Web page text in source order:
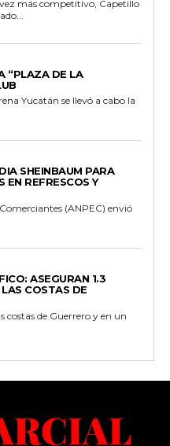
más competitivo, Capetillo
“PLAZA DE LA
Yucatán se llevó a cabo la
SHEINBAUM PARA
EN REFRESCOS Y
(ANPEC) envió
ASEGURAN 1.3
COSTAS DE
costas de Guerrero y en un